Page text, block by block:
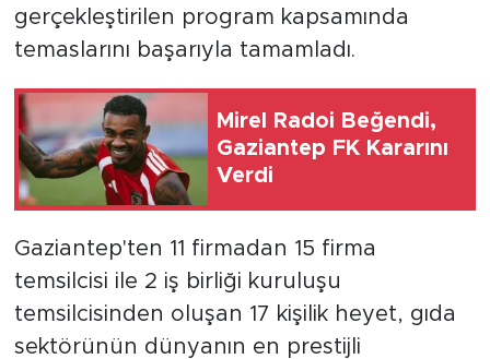
gerçekleştirilen program kapsamında
temaslarını başarıyla tamamladı.
Mirel Radoi Beğendi,
Gaziantep FK Kararını
Verdi
Gaziantep'ten 11 firmadan 15 firma
temsilcisi ile 2 iş birliği kuruluşu
temsilcisinden oluşan 17 kişilik heyet, gıda
sektörünün dünyanın en prestijli